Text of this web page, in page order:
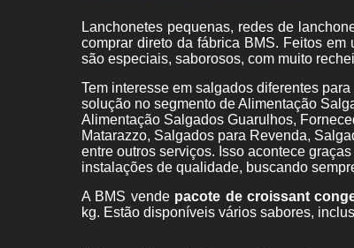
Lanchonetes pequenas, redes de
comprar direto da fábrica BMS. Feitos
são especiais, saborosos, com muito
Tem interesse em salgados diferentes
solução no segmento de Alimentação
Alimentação Salgados Guarulhos,
Matarazzo, Salgados para Revenda,
entre outros serviços. Isso acontece
instalações de qualidade, buscando
A BMS vende pacote de croissant
kg. Estão disponíveis vários sabores,